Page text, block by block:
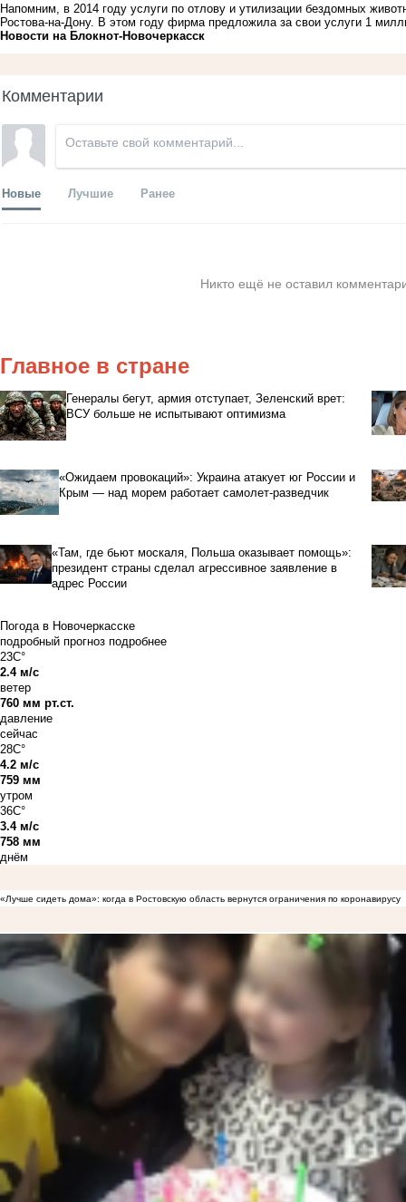
Напомним, в 2014 году услуги по отлову и утилизации бездомных
Ростова-на-Дону. В этом году фирма предложила за свои услуги 1
Новости на Блoкнoт-Новочеркасск
Комментарии
Новые Лучшие Ранее
Никто ещё не оставил
Главное в стране
Генералы бегут, армия отступает, Зеленский врет:
ВСУ больше не испытывают оптимизма
«Ожидаем провокаций»: Украина атакует юг России и
Крым — над морем работает самолет-разведчик
«Там, где бьют москаля, Польша оказывает помощь»:
президент страны сделал агрессивное заявление в
адрес России
Погода в Новочеркасске
подробный прогноз подробнее
23C°
2.4 м/с
ветер
760 мм рт.ст.
давление
сейчас
28C°
4.2 м/с
759 мм
утром
36C°
3.4 м/с
758 мм
днём
«Лучше сидеть дома»: когда в Ростовскую область вернутся ограничения по коронавирусу